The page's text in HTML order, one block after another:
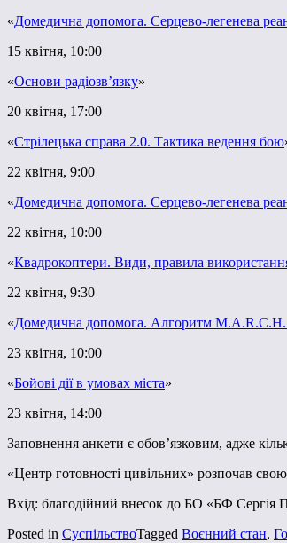
«Домедична допомога. Серцево-легенева
15 квітня, 10:00
«Основи радіозв’язку»
20 квітня, 17:00
«Стрілецька справа 2.0. Тактика ведення бою
22 квітня, 9:00
«Домедична допомога. Серцево-легенева
22 квітня, 10:00
«Квадрокоптери. Види, правила
22 квітня, 9:30
«Домедична допомога. Алгоритм M.A.R.C.H.
23 квітня, 10:00
«Бойові дії в умовах міста»
23 квітня, 14:00
Заповнення анкети є обов’язковим, адже
«Центр готовності цивільних» розпочав
Вхід: благодійний внесок до БО «БФ Сергія
Posted in СуспільствоTagged Воєнний стан,